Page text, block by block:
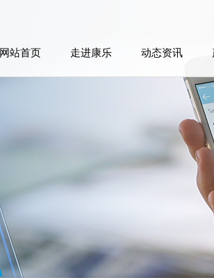
网站首页 走进康乐 动态资讯